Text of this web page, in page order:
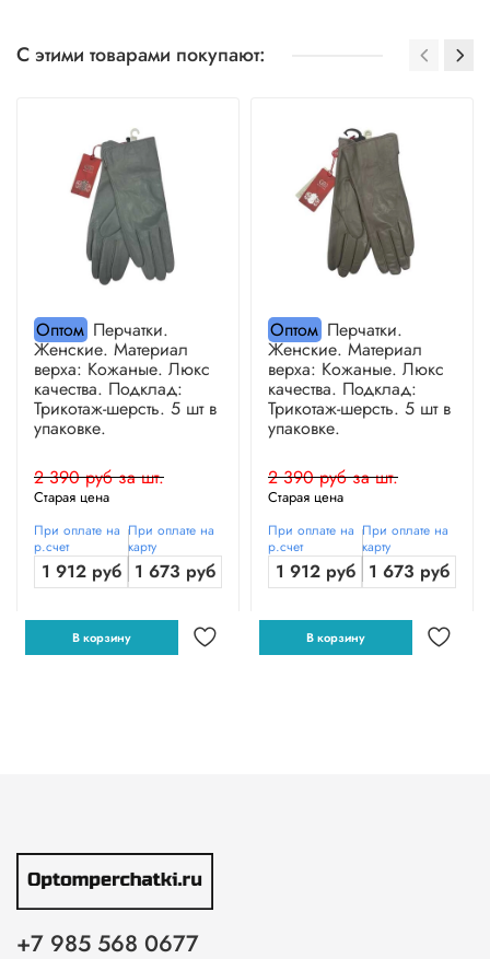
С этими товарами покупают:
ОптомПерчатки.
Женские. Материал
верха: Кожаные. Люкс
качества. Подклад:
Трикотаж-шерсть. 5 шт в
упаковке.
2 390 руб за шт.
Старая цена
При оплате на
р.счет
1 912 руб
При оплате на
карту
1 673 руб
В корзину
ОптомПерчатки.
Женские. Материал
верха: Кожаные. Люкс
качества. Подклад:
Трикотаж-шерсть. 5 шт в
упаковке.
2 390 руб за шт.
Старая цена
При оплате на
р.счет
1 912 руб
При оплате на
карту
1 673 руб
В корзину
+7 985 568 0677